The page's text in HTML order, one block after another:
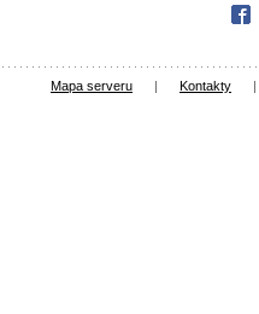
Mapa serveru | Kontakty |